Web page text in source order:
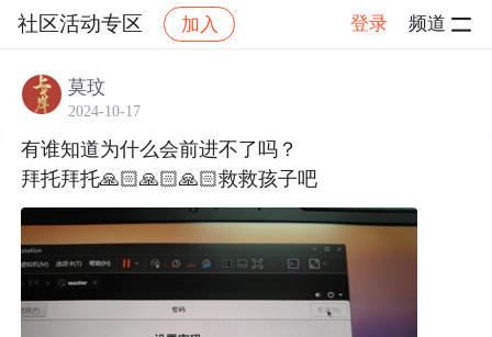
社区活动专区 加入 登录 频道
社区 社区活动专区
莫玟
2024-10-17
有谁知道为什么会前进不了吗？